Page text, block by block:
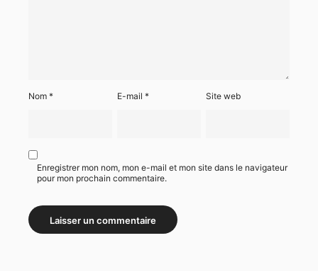
Nom * E-mail* Site web
Enregistrer mon nom, mon e-mail et mon site dans le navigateur
pour mon prochain commentaire.